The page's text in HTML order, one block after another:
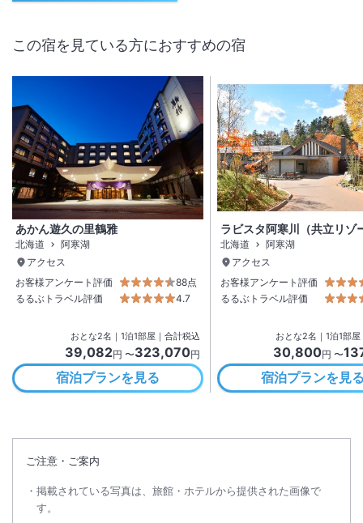
この宿を見ている方におすすめの宿
あかん遊久の里鶴雅
北海道
阿寒湖
アクセス
お客様アンケート評価
88点
るるぶトラベル評価
4.7
おとな2名 ｜ 1泊1部屋｜合計税込
39,082円 〜323,070円
宿泊プランを見る
ラビスタ阿寒川（共立リゾ
北海道
阿寒湖
アクセス
お客様アンケート評価
るるぶトラベル評価
おとな2名 ｜ 1泊1部屋
30,800円 〜
宿泊プランを見
ご注意・ご案内
掲載されている写真は、旅館・ホテルから提供された画像で
す。